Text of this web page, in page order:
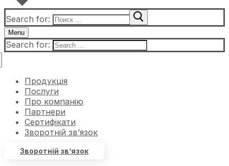
Search for:
Menu
Search for:
Продукція
Послуги
Про компанію
Партнери
Сертифікати
Зворотній зв’язок
Зворотній зв’язок